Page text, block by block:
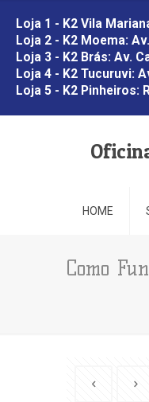
Loja 1 - K2 Vila
Loja 2 - K2 Moema:
Loja 3 - K2 Brás: Av.
Loja 4 - K2 Tucuruvi:
Loja 5 - K2 Pinheiros:
HOME
Como